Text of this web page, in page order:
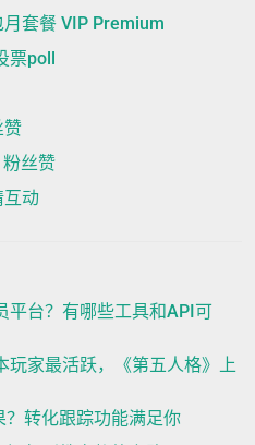
套餐 VIP Premium
票poll
赞
丝赞
互动
平台？有哪些工具和API可
家最活跃，《第五人格》上
转化跟踪功能满足你